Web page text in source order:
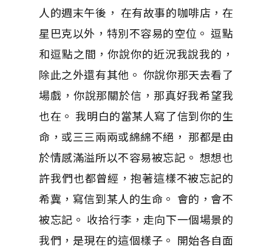
人的週末午後， 在有故事的咖啡店，在
星巴克以外，特別不容易的空位。 逗點
和逗點之間，你說你的近況我說我的，
除此之外還有其他。 你說你那天去看了
場戲，你說那關於信，那真好我希望我
也在。 我明白的當某人寫了信到你的生
命，或三三兩兩或綿綿不絕， 那都是由
於情感滿溢所以不容易被忘記。 想想也
許我們也都曾經，抱著這樣不被忘記的
希冀，寫信到某人的生命。 會的，會不
被忘記。 收拾行李，走向下一個場景的
我們，是現在的這個樣子。 開始各自面